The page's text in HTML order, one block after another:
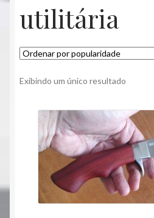
Cutelos
utilitária
Exibindo um único resultado